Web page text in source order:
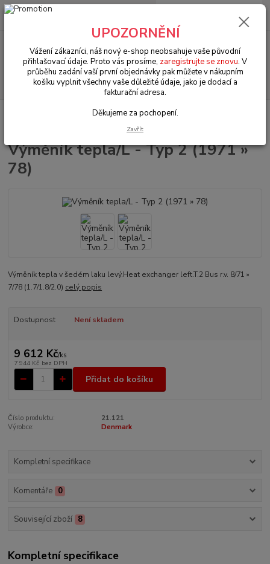
Menu
Hledat
+420 602 330 329
0 Kč
VW Bus Typ 2 (1967 » 79)
Výfuky & těsnění (Exhaust & seals)
Výměník tepla/L - Typ 2 (1971 »
78)
Výměník tepla v šedém laku levý.Heat exchanger left.T.2 Bus r.v. 8/71 »
7/78 (1.7/1.8/2.0) celý popis
Dostupnost Není skladem
9 612 Kč/ks
7 944 Kč bez DPH
Přidat do košíku
Číslo produktu:
21.121
Výrobce:
Denmark
Kompletní specifikace
Komentáře 0
Související zboží 8
Kompletní specifikace
UPOZORNĚNÍ
Vážení zákazníci, náš nový e-shop neobsahuje vaše původní
přihlašovací údaje. Proto vás prosíme, zaregistrujte se znovu. V
průběhu zadání vaší první objednávky pak můžete v nákupním
košíku vyplnit všechny vaše důležité údaje, jako je dodací a
fakturační adresa.
Děkujeme za pochopení.
Zavřít